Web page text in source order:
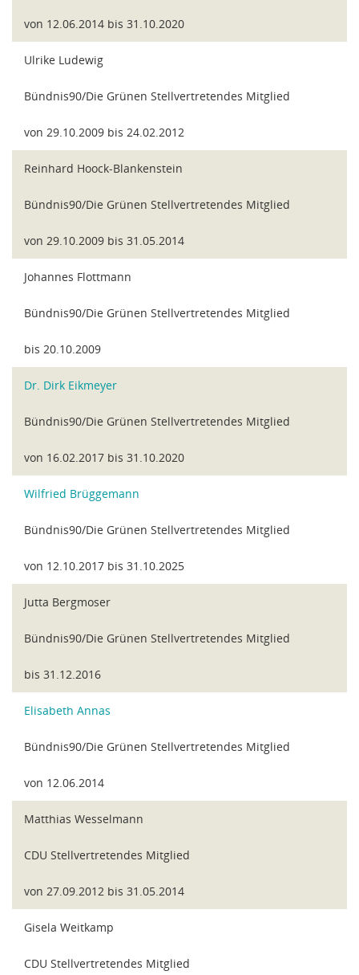
von 12.06.2014 bis 31.10.2020
Ulrike Ludewig
Bündnis90/Die Grünen Stellvertretendes Mitglied
von 29.10.2009 bis 24.02.2012
Reinhard Hoock-Blankenstein
Bündnis90/Die Grünen Stellvertretendes Mitglied
von 29.10.2009 bis 31.05.2014
Johannes Flottmann
Bündnis90/Die Grünen Stellvertretendes Mitglied
bis 20.10.2009
Dr. Dirk Eikmeyer
Bündnis90/Die Grünen Stellvertretendes Mitglied
von 16.02.2017 bis 31.10.2020
Wilfried Brüggemann
Bündnis90/Die Grünen Stellvertretendes Mitglied
von 12.10.2017 bis 31.10.2025
Jutta Bergmoser
Bündnis90/Die Grünen Stellvertretendes Mitglied
bis 31.12.2016
Elisabeth Annas
Bündnis90/Die Grünen Stellvertretendes Mitglied
von 12.06.2014
Matthias Wesselmann
CDU Stellvertretendes Mitglied
von 27.09.2012 bis 31.05.2014
Gisela Weitkamp
CDU Stellvertretendes Mitglied